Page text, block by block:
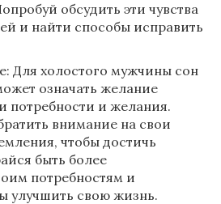
обсудить эти чувства
и найти способы исправить
Для холостого мужчины сон
означать желание
потребности и желания.
внимание на свои
чтобы достичь
быть более
потребностям и
улучшить свою жизнь.